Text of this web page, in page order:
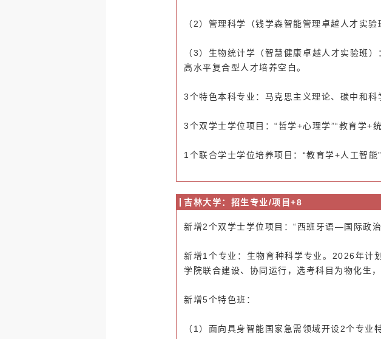
（2）管理科学（钱学森智能管理卓越人才实
（3）生物统计学（智慧健康卓越人才实验班
高水平复合型人才培养空白。
3个特色本科专业：马克思主义理论、碳中和
3个双学士学位项目：“哲学+心理学”“教育学+
1个联合学士学位培养项目：“教育学+人工智
吉林大学：招生专业/项目+8
新增2个双学士学位项目：“西班牙语—国际政治
新增1个专业： 生物育种科学专业。2026年计
学院联合建设、协同运行，选考科目为物化生
新增5个特色班：
（1）面向具身智能国家急需领域开设2个专业